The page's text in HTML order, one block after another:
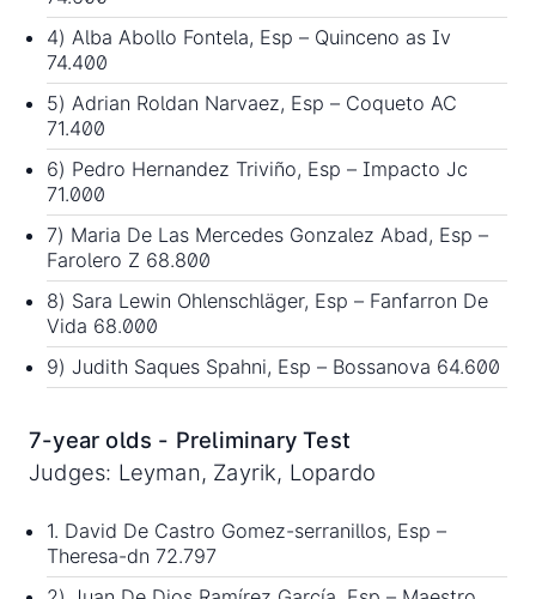
4) Alba Abollo Fontela, Esp – Quinceno as Iv
74.400
5) Adrian Roldan Narvaez, Esp – Coqueto AC
71.400
6) Pedro Hernandez Triviño, Esp – Impacto Jc
71.000
7) Maria De Las Mercedes Gonzalez Abad, Esp –
Farolero Z 68.800
8) Sara Lewin Ohlenschläger, Esp – Fanfarron De
Vida 68.000
9) Judith Saques Spahni, Esp – Bossanova 64.600
7-year olds - Preliminary Test
Judges: Leyman, Zayrik, Lopardo
1. David De Castro Gomez-serranillos, Esp –
Theresa-dn 72.797